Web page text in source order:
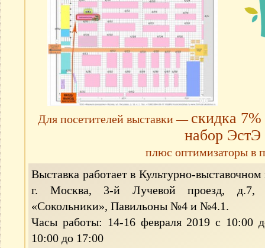
Для посетителей выставки — скидка
набор ЭстЭ
плюс оптимизаторы в
Выставка работает в Культурно-
г. Москва, 3-й Лучевой проезд, д.7,
«Сокольники», Павильоны №4 и №4.1.
Часы работы: 14-16 февраля 2019 с 10:00
10:00 до 17:00